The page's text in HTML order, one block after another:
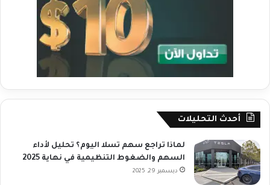
أحدث التحليلات
لماذا تراجع سهم تسلا اليوم؟ تحليل لأداء
السهم والضغوط التنظيمية في نهاية 2025
ديسمبر 29, 2025